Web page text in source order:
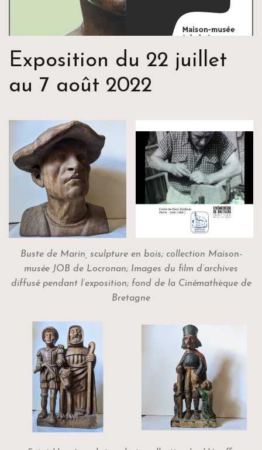
Exposition du 22 juillet
au 7 août 2022
Buste de Marin, sculpture en bois; collection Maison-
musée JOB de Locronan; Images du film d’archives
diffusé pendant l’exposition; fond de la Cinémathèque de
Bretagne